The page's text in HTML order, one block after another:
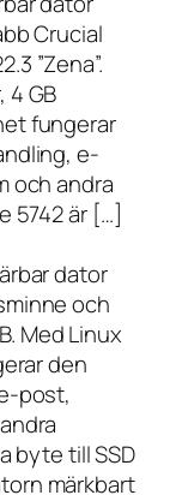
Crucial
”Zena”.
GB
fungerar
e-
och andra
5742 är […]
dator
och
Med Linux
den
post,
byte till SSD
märkbart